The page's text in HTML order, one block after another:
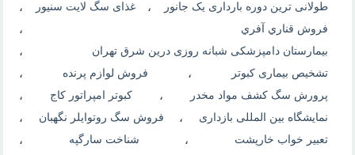
طولانی ترین دوره بارداری یک جانور ، غذای سگ لایت سنیور ،
فروش قناري آفري ،
بیمارستان دامپزشکی شبانه روزی درین شرق تهران ،
تشخیص بیماری کبوتر ، فروش لوازم پرنده ،
پرورش سگ کشف مواد مخدر ، کبوتر امپراتور کاج ،
نمایشگاه بین المللی بازداری ، فروش سگ روتوایلر نگهبان ،
تعبیر خواب خارپشت ، شناخت سارگپه ،